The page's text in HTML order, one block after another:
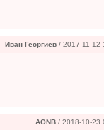
Иван Георгиев / 2017-11-12
AONB / 2018-10-23